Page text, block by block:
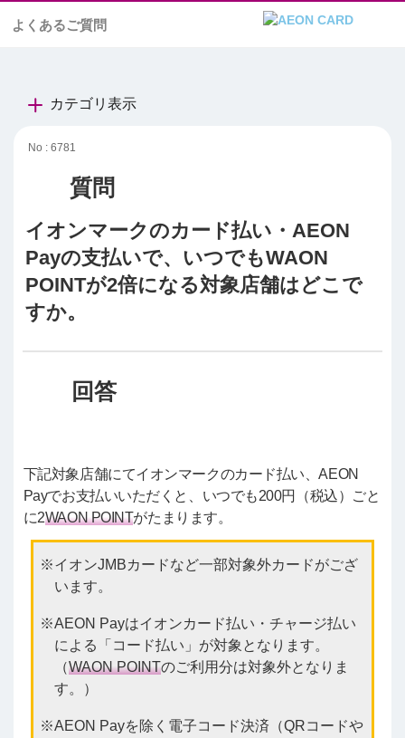
よくあるご質問
カテゴリ表示
No : 6781
イオンマークのカード払い・AEON
Payの支払いで、いつでもWAON
POINTが2倍になる対象店舗はどこで
すか。
下記対象店舗にてイオンマークのカード払い、AEON
Payでお支払いいただくと、いつでも200円（税込）ごと
に2WAON POINTがたまります。
イオンJMBカードなど一部対象外カードがござ
います。
AEON Payはイオンカード払い・チャージ払い
による「コード払い」が対象となります。
（WAON POINTのご利用分は対象外となりま
す。）
AEON Payを除く電子コード決済（QRコードや